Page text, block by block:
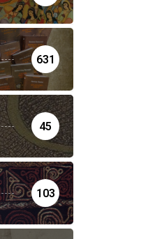
631
45
103